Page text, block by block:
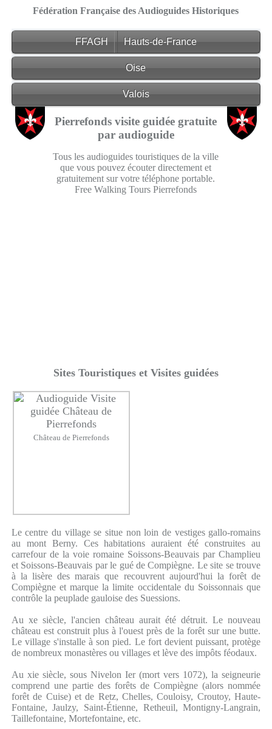
Fédération Française des Audioguides Historiques
FFAGH Hauts-de-France
Oise
Valois
Pierrefonds visite guidée gratuite
par audioguide
Tous les audioguides touristiques de la ville
que vous pouvez écouter directement et
gratuitement sur votre téléphone portable.
Free Walking Tours Pierrefonds
Sites Touristiques et Visites guidées
Château de Pierrefonds
Le centre du village se situe non loin de vestiges gallo-romains
au mont Berny. Ces habitations auraient été construites au
carrefour de la voie romaine Soissons-Beauvais par Champlieu
et Soissons-Beauvais par le gué de Compiègne. Le site se trouve
à la lisère des marais que recouvrent aujourd'hui la forêt de
Compiègne et marque la limite occidentale du Soissonnais que
contrôle la peuplade gauloise des Suessions.
Au xe siècle, l'ancien château aurait été détruit. Le nouveau
château est construit plus à l'ouest près de la forêt sur une butte.
Le village s'installe à son pied. Le fort devient puissant, protège
de nombreux monastères ou villages et lève des impôts féodaux.
Au xie siècle, sous Nivelon Ier (mort vers 1072), la seigneurie
comprend une partie des forêts de Compiègne (alors nommée
forêt de Cuise) et de Retz, Chelles, Couloisy, Croutoy, Haute-
Fontaine, Jaulzy, Saint-Étienne, Retheuil, Montigny-Langrain,
Taillefontaine, Mortefontaine, etc.